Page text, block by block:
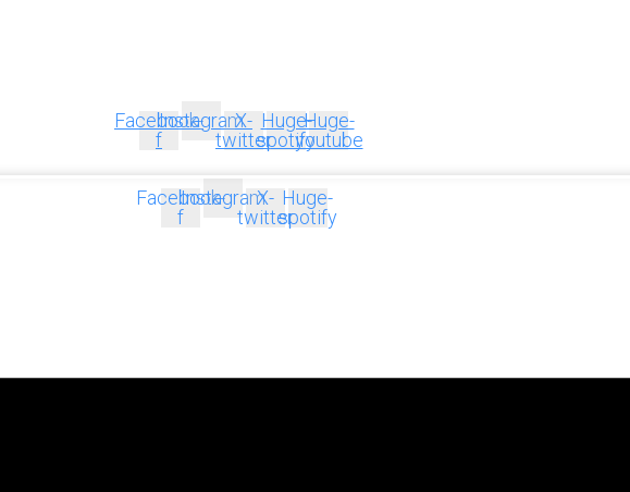
Facebook-
f
InstagramX-
twitter
Huge-
spotify
Huge-
youtube
Facebook-
f
InstagramX-
twitter
Huge-
spotify